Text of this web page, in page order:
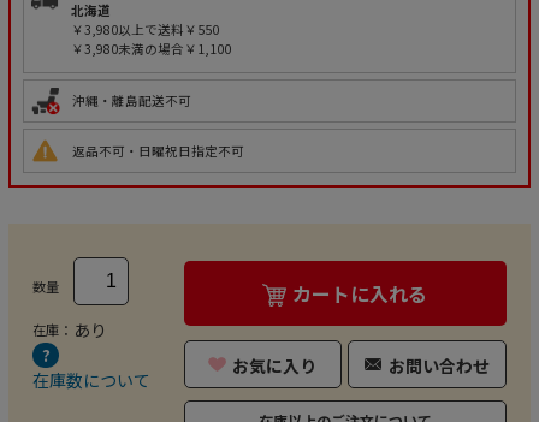
北海道
￥3,980以上で送料￥550
￥3,980未満の場合￥1,100
沖縄・離島配送不可
返品不可・日曜祝日指定不可
数量
在庫： あり
在庫数について
カートに入れる
お気に入り お問い合わせ